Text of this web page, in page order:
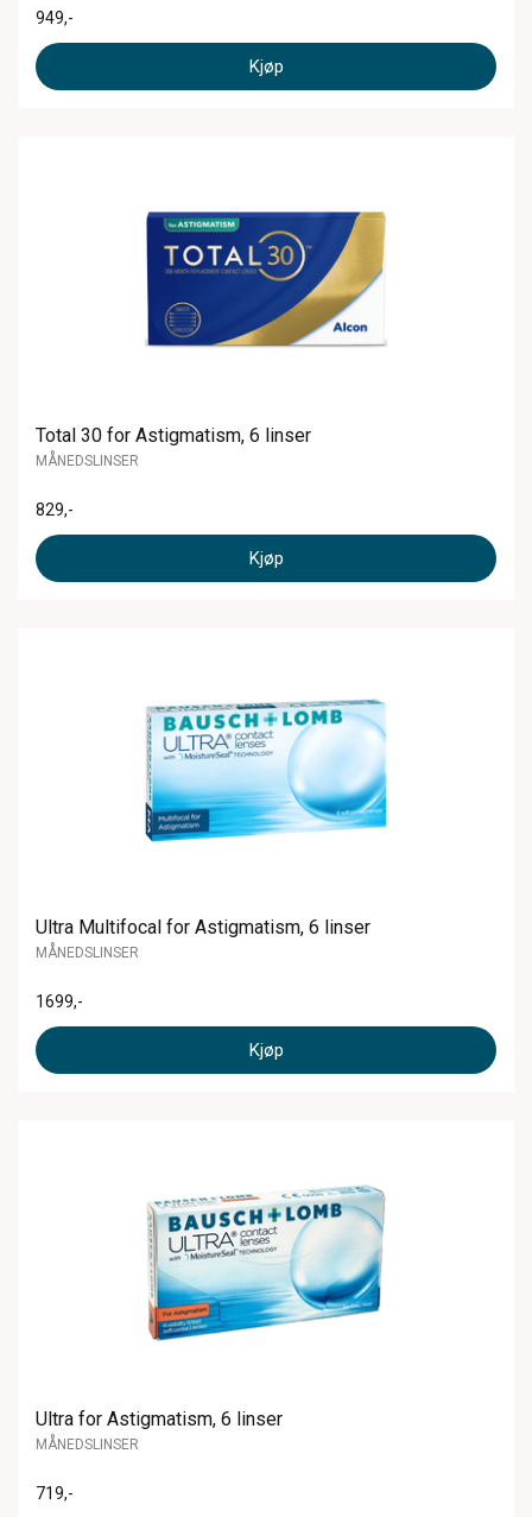
949,-
Kjøp
Total 30 for Astigmatism, 6 linser
MÅNEDSLINSER
829,-
Kjøp
Ultra Multifocal for Astigmatism, 6 linser
MÅNEDSLINSER
1699,-
Kjøp
Ultra for Astigmatism, 6 linser
MÅNEDSLINSER
719,-